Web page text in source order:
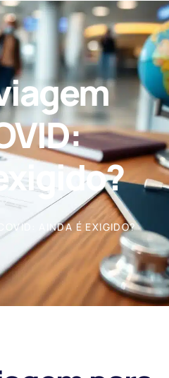
AINDA É EXIGIDO?